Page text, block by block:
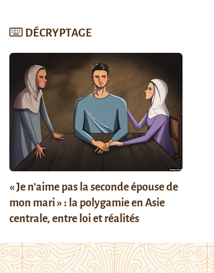
DÉCRYPTAGE
« Je n’aime pas la seconde épouse de
mon mari » : la polygamie en Asie
centrale, entre loi et réalités